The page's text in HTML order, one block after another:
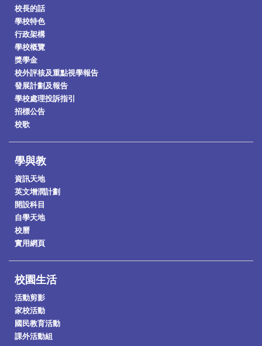
校長的話
學校特色
行政架構
學校概覽
獎學金
校外評核及重點視學報告
發展計劃及報告
學校處理投訴指引
招標公告
校歌
學與教
資訊天地
英文增潤計劃
開設科目
自學天地
校曆
實用網頁
校園生活
活動剪影
家校活動
國民教育活動
課外活動組